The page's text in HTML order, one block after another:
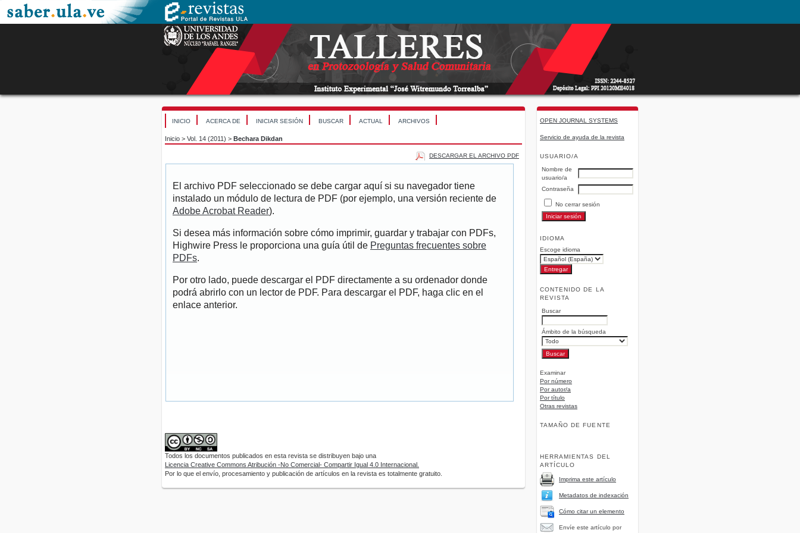
OPEN JOURNAL SYSTEMS
Servicio de ayuda de la revista
USUARIO/A
Nombre de
usuario/a
Contraseña
No cerrar sesión
IDIOMA
Escoge idioma
CONTENIDO DE LA
REVISTA
Buscar
Ámbito de la búsqueda
Examinar
Por número
Por autor/a
Por título
Otras revistas
TAMAÑO DE FUENTE
HERRAMIENTAS DEL
ARTÍCULO
Imprima este artículo
Metadatos de indexación
Cómo citar un elemento
Envíe este artículo por
INICIO ACERCA DE INICIAR SESIÓN BUSCAR ACTUAL ARCHIVOS
Inicio > Vol. 14 (2011) > Bechara Dikdan
DESCARGAR EL ARCHIVO PDF
El archivo PDF seleccionado se debe cargar aquí si su navegador tiene
instalado un módulo de lectura de PDF (por ejemplo, una versión reciente de
Adobe Acrobat Reader).
Si desea más información sobre cómo imprimir, guardar y trabajar con PDFs,
Highwire Press le proporciona una guía útil de Preguntas frecuentes sobre
PDFs.
Por otro lado, puede descargar el PDF directamente a su ordenador donde
podrá abrirlo con un lector de PDF. Para descargar el PDF, haga clic en el
enlace anterior.
Todos los documentos publicados en esta revista se distribuyen bajo una
Licencia Creative Commons Atribución -No Comercial- Compartir Igual 4.0 Internacional.
Por lo que el envío, procesamiento y publicación de artículos en la revista es totalmente gratuito.